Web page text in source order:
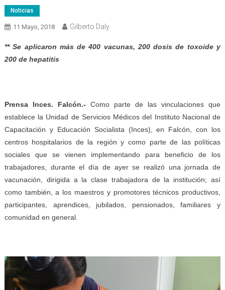
Noticias
11 Mayo, 2018 Gilberto Daly
** Se aplicaron más de 400 vacunas, 200 dosis de toxoide y
200 de hepatitis
Prensa Inces. Falcón.- Como parte de las vinculaciones que
establece la Unidad de Servicios Médicos del Instituto Nacional de
Capacitación y Educación Socialista (Inces), en Falcón, con los
centros hospitalarios de la región y como parte de las políticas
sociales que se vienen implementando para beneficio de los
trabajadores, durante el día de ayer se realizó una jornada de
vacunación, dirigida a la clase trabajadora de la institución; así
como también, a los maestros y promotores técnicos productivos,
participantes, aprendices, jubilados, pensionados, familiares y
comunidad en general.